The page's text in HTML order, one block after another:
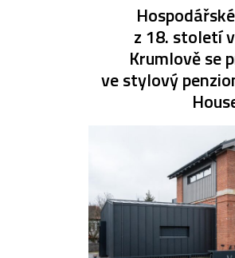
z 18. století
Krumlově se
ve stylový